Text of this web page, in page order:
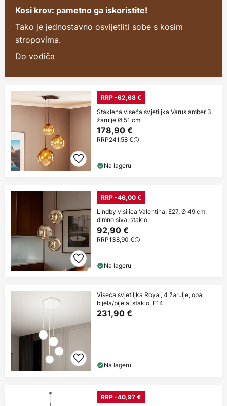
Kosi krov: pametno ga iskoristite!
Tako je jednostavno osvijetliti sobe s kosim
stropovima.
Do vodiča
RRP -62,68 €
Staklena viseća svjetiljka Varus amber 3
žarulje Ø 51 cm
178,90 €
RRP241,58 €
Na lageru
RRP -46,00 €
Lindby visilica Valentina, E27, Ø 49 cm,
dimno siva, staklo
92,90 €
RRP138,90 €
Na lageru
Viseća svjetiljka Royal, 4 žarulje, opal
bijela/bijela, staklo, E14
231,90 €
Na lageru
RRP -40,97 €